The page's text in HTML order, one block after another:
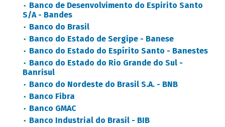
Banco de Desenvolvimento do Espirito Santo
S/A - Bandes
Banco do Brasil
Banco do Estado de Sergipe - Banese
Banco do Estado do Espírito Santo - Banestes
Banco do Estado do Rio Grande do Sul -
Banrisul
Banco do Nordeste do Brasil S.A. - BNB
Banco Fibra
Banco GMAC
Banco Industrial do Brasil - BIB